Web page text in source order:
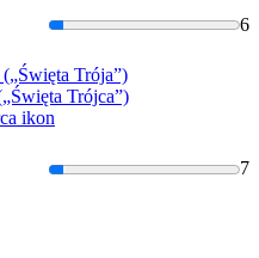
6
Trója”)
Trójca”)
ikon
7